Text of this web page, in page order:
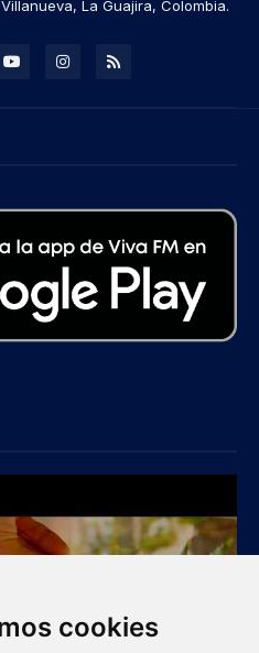
cookies
La Guajira, Colombia.